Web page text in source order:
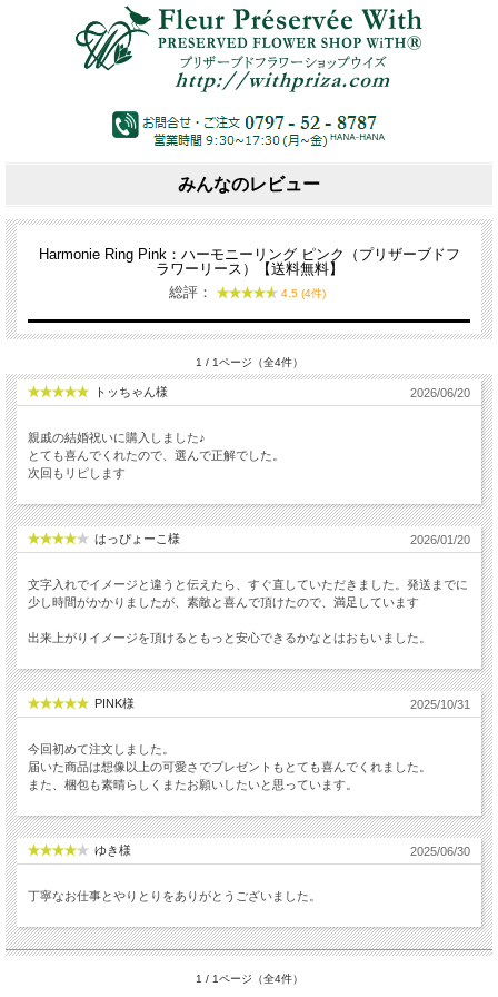
みんなのレビュー
Harmonie Ring Pink：ハーモニーリング ピンク（プリザーブドフ
ラワーリース）【送料無料】
総評：
4.5 (4件)
1 / 1ページ（全4件）
トッちゃん様 2026/06/20
親戚の結婚祝いに購入しました♪
とても喜んでくれたので、選んで正解でした。
次回もリピします
はっぴょーこ様 2026/01/20
文字入れでイメージと違うと伝えたら、すぐ直していただきました。発送までに
少し時間がかかりましたが、素敵と喜んで頂けたので、満足しています
出来上がりイメージを頂けるともっと安心できるかなとはおもいました。
PINK様 2025/10/31
今回初めて注文しました。
届いた商品は想像以上の可愛さでプレゼントもとても喜んでくれました。
また、梱包も素晴らしくまたお願いしたいと思っています。
ゆき様 2025/06/30
丁寧なお仕事とやりとりをありがとうございました。
1 / 1ページ（全4件）